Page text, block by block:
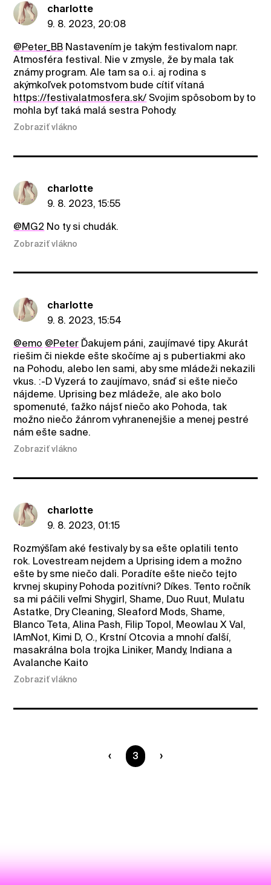
charlotte
9. 8. 2023, 20:08
@Peter_BB Nastavením je takým festivalom napr.
Atmosféra festival. Nie v zmysle, že by mala tak
známy program. Ale tam sa o.i. aj rodina s
akýmkoľvek potomstvom bude cítiť vítaná
https://festivalatmosfera.sk/ Svojim spôsobom by to
mohla byť taká malá sestra Pohody.
Zobraziť vlákno
charlotte
9. 8. 2023, 15:55
@MG2 No ty si chudák.
Zobraziť vlákno
charlotte
9. 8. 2023, 15:54
@emo @Peter Ďakujem páni, zaujímavé tipy. Akurát
riešim či niekde ešte skočíme aj s pubertiakmi ako
na Pohodu, alebo len sami, aby sme mládeži nekazili
vkus. :-D Vyzerá to zaujímavo, snáď si ešte niečo
nájdeme. Uprising bez mládeže, ale ako bolo
spomenuté, ťažko nájsť niečo ako Pohoda, tak
možno niečo žánrom vyhranenejšie a menej pestré
nám ešte sadne.
Zobraziť vlákno
charlotte
9. 8. 2023, 01:15
Rozmýšľam aké festivaly by sa ešte oplatili tento
rok. Lovestream nejdem a Uprising idem a možno
ešte by sme niečo dali. Poradíte ešte niečo tejto
krvnej skupiny Pohoda pozitívni? Díkes. Tento ročník
sa mi páčili veľmi Shygirl, Shame, Duo Ruut, Mulatu
Astatke, Dry Cleaning, Sleaford Mods, Shame,
Blanco Teta, Alina Pash, Filip Topol, Meowlau X Val,
IAmNot, Kimi D, O., Krstní Otcovia a mnohí ďalší,
masakrálna bola trojka Liniker, Mandy, Indiana a
Avalanche Kaito
Zobraziť vlákno
Ste na strane
3